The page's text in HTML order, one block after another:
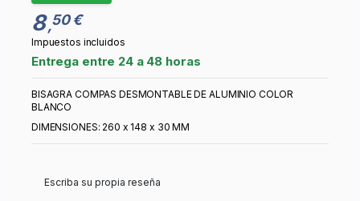
8,50 €
Impuestos incluidos
Entrega entre 24 a 48 horas
BISAGRA COMPAS DESMONTABLE DE ALUMINIO COLOR
BLANCO
DIMENSIONES: 260 x 148 x 30 MM
Escriba su propia reseña